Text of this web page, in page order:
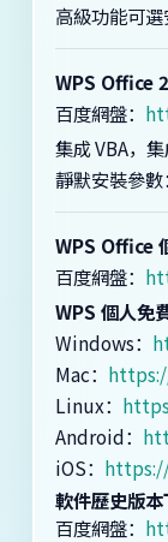
高級功能可
WPS Office
百度網盤：
集成 VBA，
靜默安裝參
WPS Office
百度網盤：
WPS 個人免
Windows：
Mac：
Linux：
Android：
iOS：
軟件歷史版
百度網盤：